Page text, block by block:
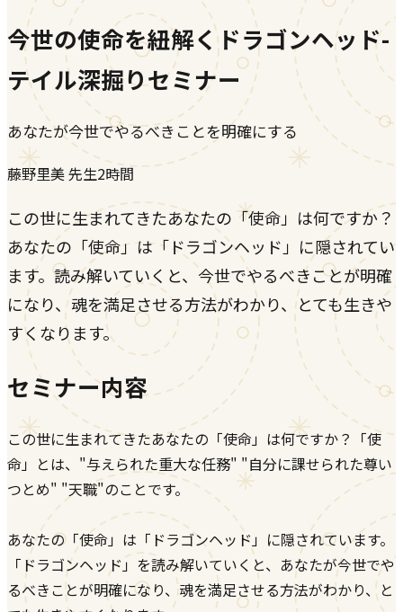
今世の使命を紐解くドラゴンヘッド-
テイル深掘りセミナー
あなたが今世でやるべきことを明確にする
藤野里美先生2時間
この世に生まれてきたあなたの「使命」は何ですか？
あなたの「使命」は「ドラゴンヘッド」に隠されてい
ます。読み解いていくと、今世でやるべきことが明確
になり、魂を満足させる方法がわかり、とても生きや
すくなります。
セミナー内容
この世に生まれてきたあなたの「使命」は何ですか？「使
命」とは、"与えられた重大な任務" "自分に課せられた尊い
つとめ" "天職"のことです。
あなたの「使命」は「ドラゴンヘッド」に隠されています。
「ドラゴンヘッド」を読み解いていくと、あなたが今世でや
るべきことが明確になり、魂を満足させる方法がわかり、と